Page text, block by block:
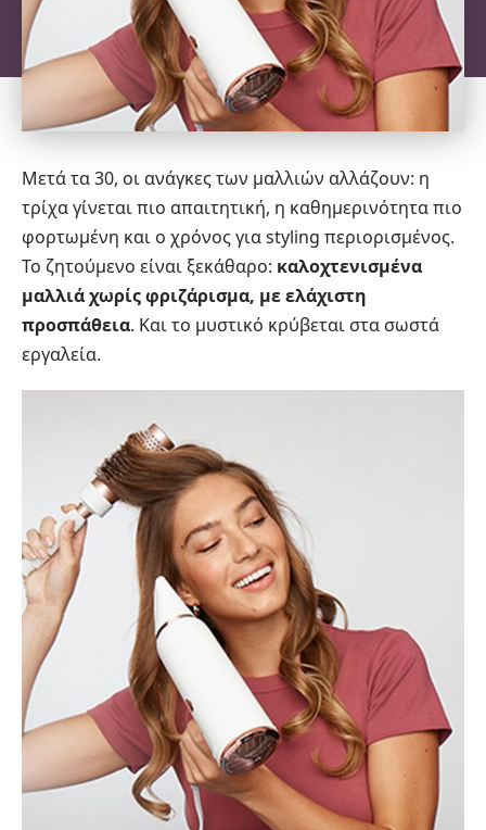
Μετά τα 30, οι ανάγκες των μαλλιών αλλάζουν: η
τρίχα γίνεται πιο απαιτητική, η καθημερινότητα πιο
φορτωμένη και ο χρόνος για styling περιορισμένος.
Το ζητούμενο είναι ξεκάθαρο: καλοχτενισμένα
μαλλιά χωρίς φριζάρισμα, με ελάχιστη
προσπάθεια. Και το μυστικό κρύβεται στα σωστά
εργαλεία.